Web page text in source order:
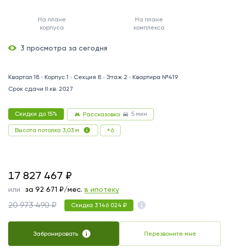
На плане
корпуса
На плане
комплекса
3 просмотра за сегодня
Квартал 18 Корпус 1 Секция 8 Этаж 2
Квартира №419
Срок сдачи II кв. 2027
Скидки до 15% Рассказовка 5 мин
Высота потолка 3,03 м +6
17827467
17 827 467 ₽
или за 92 671 ₽/мес. в ипотеку
20 973 490 ₽ Скидка 3 146 024 ₽
Забронировать Перезвоните мне